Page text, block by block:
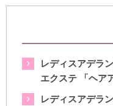
レディスアデラ
エクステ 「ヘア
レディスアデラ